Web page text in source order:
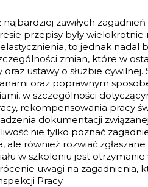
zawiłych
przepisy były
to jednak nadal
zmian, które w
ustawy o służbie
oraz poprawnym
w szczególności
rekompensowania pracy
dokumentacji
nie tylko poznać
również rozwiać
w szkoleniu jest
uwagi na zagadnienia,
Pracy.